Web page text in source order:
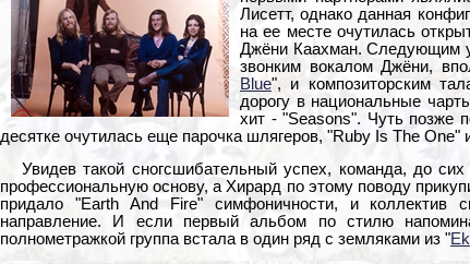
Лисетт, однако данная
на ее месте очутилась
Джёни Каахман. Следующим
звонким вокалом Джёни,
Blue", и композиторским
дорогу в национальные
хит - "Seasons". Чуть позже
десятке очутилась еще парочка шлягеров, "Ruby Is The One"
Увидев такой сногсшибательный успех, команда, до
профессиональную основу, а Хирард по этому поводу
придало "Earth And Fire" симфоничности, и коллектив
направление. И если первый альбом по стилю
полнометражкой группа встала в один ряд с земляками из "